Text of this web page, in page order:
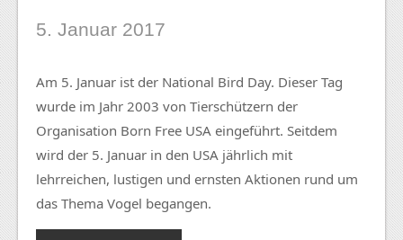
5. Januar 2017
Am 5. Januar ist der National Bird Day. Dieser Tag
wurde im Jahr 2003 von Tierschützern der
Organisation Born Free USA eingeführt. Seitdem
wird der 5. Januar in den USA jährlich mit
lehrreichen, lustigen und ernsten Aktionen rund um
das Thema Vogel begangen.